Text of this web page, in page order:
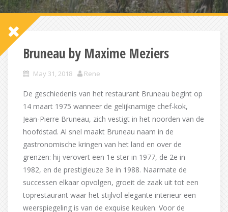
Bruneau by Maxime Meziers
May 31, 2018 Rene
De geschiedenis van het restaurant Bruneau begint op
14 maart 1975 wanneer de gelijknamige chef-kok,
Jean-Pierre Bruneau, zich vestigt in het noorden van de
hoofdstad. Al snel maakt Bruneau naam in de
gastronomische kringen van het land en over de
grenzen: hij verovert een 1e ster in 1977, de 2e in
1982, en de prestigieuze 3e in 1988. Naarmate de
successen elkaar opvolgen, groeit de zaak uit tot een
toprestaurant waar het stijlvol elegante interieur een
weerspiegeling is van de exquise keuken. Voor de